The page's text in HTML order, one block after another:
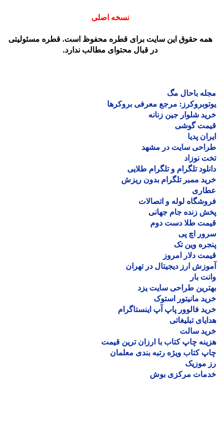
نسخه اصلی
حقوق این سایت برای قطره محفوظ است. قطره مسئولیتی
در قبال محتوای مطالب ندارد.
باحال مگ
مرجع معرفی بروکرها
شلوار جین زنانه
گوشی
پدیا
سایت در مشهد
نوزاد
تلگرام و تلگرام طلایی
ممبر تلگرام بدون ریزش
لوله و اتصالات
زنده جام جهانی
طلا دست دوم
اچ پی
وین تک
دلار امروز
ارز دیجیتال در تهران
بار
طراحی سایت یزد
مانیتور استوک
فالوور پاپ آپ اینستاگرام
تبلیغاتی
سالت
چاپ کتاب با ارزان ترین قیمت
کتاب ویژه رتبه بندی معلمان
موزیک
مرکزی بوش